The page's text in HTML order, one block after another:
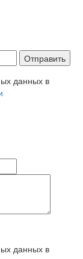
данных в
данных в